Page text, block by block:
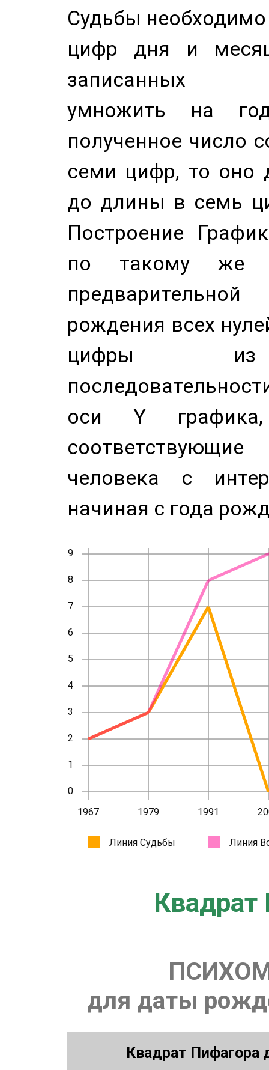
Судьбы
цифр дня и
записанных
умножить на
полученное число
семи цифр, то оно
до длины в семь
Построение
по такому же
рождения всех
цифры из
оси Y
человека с
начиная с года
Квадрат
для даты
Квадрат Пифагора